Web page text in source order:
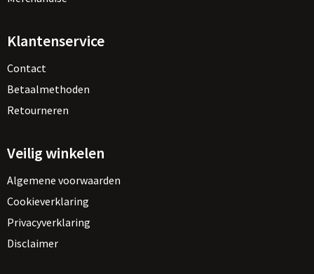
Klantenservice
Contact
Betaalmethoden
Retourneren
Veilig winkelen
Algemene voorwaarden
Cookieverklaring
Privacyverklaring
Disclaimer